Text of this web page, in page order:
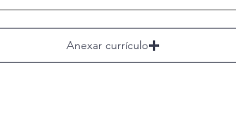
Anexar currículo